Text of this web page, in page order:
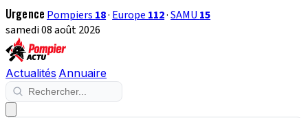
Urgence Pompiers 18· Europe 112·SAMU 15
samedi 08 août 2026
Actualités Annuaire